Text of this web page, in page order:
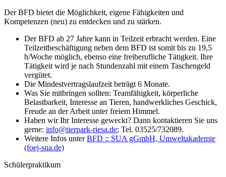
Der BFD bietet die Möglichkeit, eigene Fähigkeiten und
Kompetenzen (neu) zu entdecken und zu stärken.
Der BFD ab 27 Jahre kann in Teilzeit erbracht werden. Eine
Teilzeitbeschäftigung neben dem BFD ist somit bis zu 19,5
h/Woche möglich, ebenso eine freiberufliche Tätigkeit. Ihre
Tätigkeit wird je nach Stundenzahl mit einem Taschengeld
vergütet.
Die Mindestvertragslaufzeit beträgt 6 Monate.
Was Sie mitbringen sollten: Teamfähigkeit, körperliche
Belastbarkeit, Interesse an Tieren, handwerkliches Geschick,
Freude an der Arbeit unter freiem Himmel.
Haben wir Ihr Interesse geweckt? Dann kontaktieren Sie uns
gerne: info@tierpark-riesa.de; Tel. 03525/732089.
Weitere Infos unterBFD :: SUA gGmbH, Umweltakademie
(foej-sua.de)
Schülerpraktikum